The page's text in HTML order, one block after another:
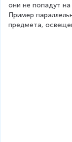
они не попадут
Пример
предмета,